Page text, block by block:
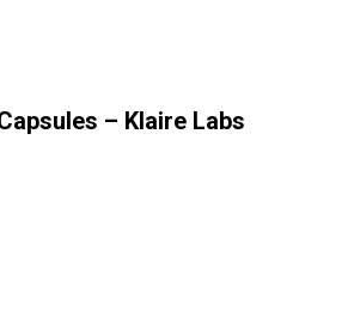
– Klaire Labs